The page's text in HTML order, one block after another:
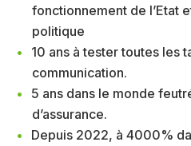
fonctionnement de l’Etat
politique
10 ans à tester toutes les
communication.
5 ans dans le monde
d’assurance.
Depuis 2022, à 4000%